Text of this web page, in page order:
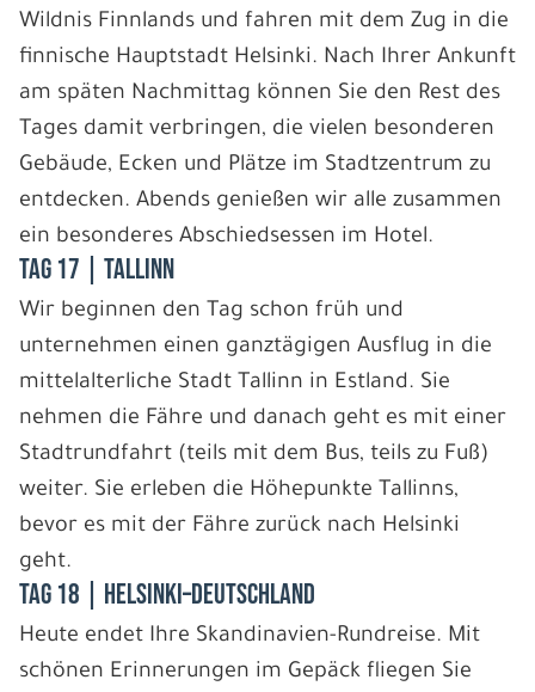
Wildnis Finnlands und fahren mit dem Zug in die
finnische Hauptstadt Helsinki. Nach Ihrer Ankunft
am späten Nachmittag können Sie den Rest des
Tages damit verbringen, die vielen besonderen
Gebäude, Ecken und Plätze im Stadtzentrum zu
entdecken. Abends genießen wir alle zusammen
ein besonderes Abschiedsessen im Hotel.
Tag 17 | Tallinn
Wir beginnen den Tag schon früh und
unternehmen einen ganztägigen Ausflug in die
mittelalterliche Stadt Tallinn in Estland. Sie
nehmen die Fähre und danach geht es mit einer
Stadtrundfahrt (teils mit dem Bus, teils zu Fuß)
weiter. Sie erleben die Höhepunkte Tallinns,
bevor es mit der Fähre zurück nach Helsinki
geht.
Tag 18 | Helsinki–Deutschland
Heute endet Ihre Skandinavien-Rundreise. Mit
schönen Erinnerungen im Gepäck fliegen Sie